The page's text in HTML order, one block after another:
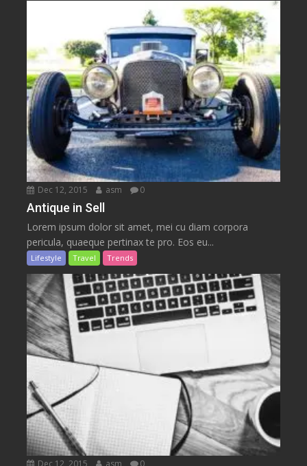
Dec 12, 2015 asm 0
Antique in Sell
Lorem ipsum dolor sit amet, mei cu diam corpora
pericula, quaeque pertinax te pro. Eos eu...
Lifestyle Travel Trends
Dec 12, 2015 asm 0